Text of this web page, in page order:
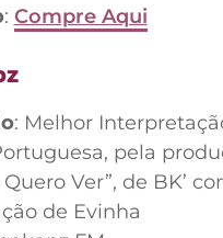
: Compre Aqui
: Melhor
pela
Ver”, de BK’
de Evinha